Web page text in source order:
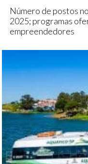
Número de postos
2025; programas
empreendedores